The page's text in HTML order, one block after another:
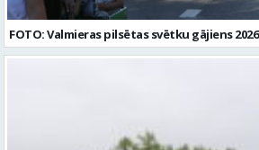
FOTO: Valmieras pilsētas svētku gājiens 2026